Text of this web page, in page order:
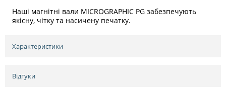
Наші магнітні вали MICROGRAPHIC PG забезпечують
якісну, чітку та насичену печатку.
Характеристики
Відгуки